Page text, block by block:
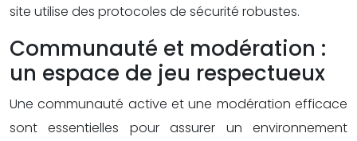
site utilise des protocoles de sécurité robustes.
Communauté et modération :
un espace de jeu respectueux
Une communauté active et une modération efficace
sont essentielles pour assurer un environnement